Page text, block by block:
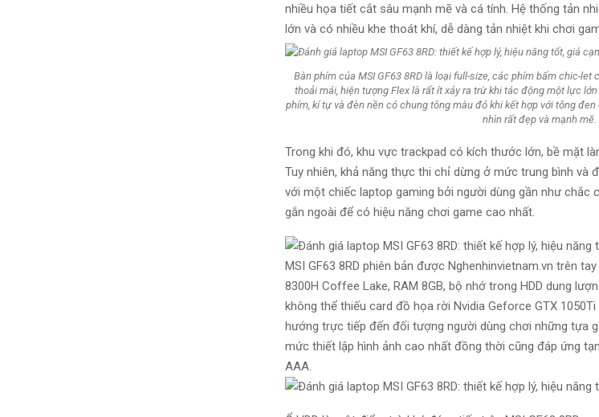
nhiều họa tiết cắt sâu mạnh mẽ và cá tính. Hệ thống tản
lớn và có nhiều khe thoát khí, dễ dàng tản nhiệt khi chơi
Bàn phím của MSI GF63 8RD là loại full-size, các phím bấm chic-let
thoải mái, hiện tượng Flex là rất ít xảy ra trừ khi tác động một lực
phím, kí tự và đèn nền có chung tông màu đỏ khi kết hợp với tông
nhìn rất đẹp và mạnh mẽ.
Trong khi đó, khu vực trackpad có kích thước lớn, bề mặt
Tuy nhiên, khả năng thực thi chỉ dừng ở mức trung bình và
với một chiếc laptop gaming bởi người dùng gần như chắc
gắn ngoài để có hiệu năng chơi game cao nhất.
MSI GF63 8RD phiên bản được Nghenhinvietnam.vn trên
8300H Coffee Lake, RAM 8GB, bộ nhớ trong HDD dung
không thể thiếu card đồ họa rời Nvidia Geforce GTX 1050Ti
hướng trực tiếp đến đối tượng người dùng chơi những tựa
mức thiết lập hình ảnh cao nhất đồng thời cũng đáp ứng
AAA.